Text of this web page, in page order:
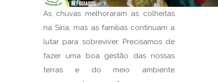
As chuvas melhoraram as colheitas
na Síria, mas as famílias continuam a
lutar para sobreviver. Precisamos de
fazer uma boa gestão das nossas
terras e do meio ambiente